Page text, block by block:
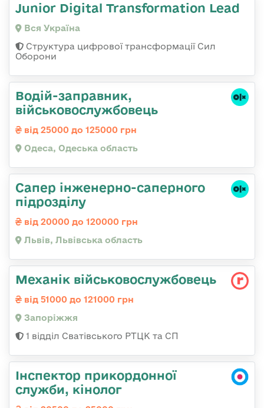
Junior Digital Transformation Lead
Вся Україна
Структура цифрової трансформації Сил
Оборони
Водій-заправник,
військовослужбовець
від 25000 до 125000 грн
Одеса, Одеська область
Сапер інженерно-саперного
підрозділу
від 20000 до 120000 грн
Львів, Львівська область
Механік військовослужбовець
від 51000 до 121000 грн
Запоріжжя
1 відділ Сватівського РТЦК та СП
Інспектор прикордонної
служби, кінолог